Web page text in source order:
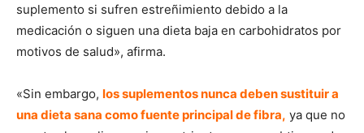
suplemento si sufren estreñimiento debido a la
medicación o siguen una dieta baja en carbohidratos por
motivos de salud», afirma.
«Sin embargo, los suplementos nunca deben sustituir a
una dieta sana como fuente principal de fibra, ya que no